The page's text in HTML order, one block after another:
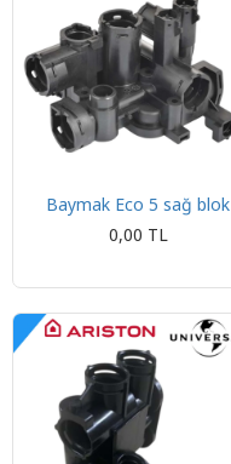
Baymak Eco 5 sağ blok
0,00 TL